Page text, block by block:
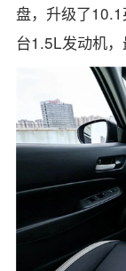
盘，升级了
台1.5L发动机，